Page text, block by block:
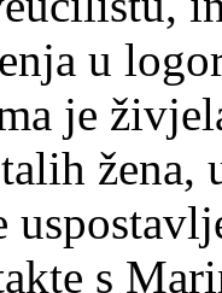
u
je
žena,
s